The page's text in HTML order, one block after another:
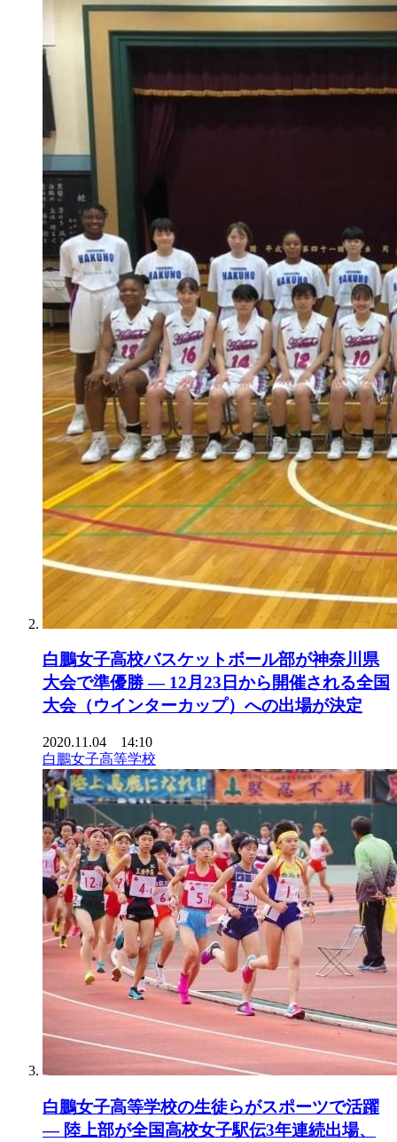
白鵬女子高校バスケットボール部が神奈川県
大会で準優勝 — 12月23日から開催される全国
大会（ウインターカップ）への出場が決定
2020.11.04 14:10
白鵬女子高等学校
白鵬女子高等学校の生徒らがスポーツで活躍
— 陸上部が全国高校女子駅伝3年連続出場、